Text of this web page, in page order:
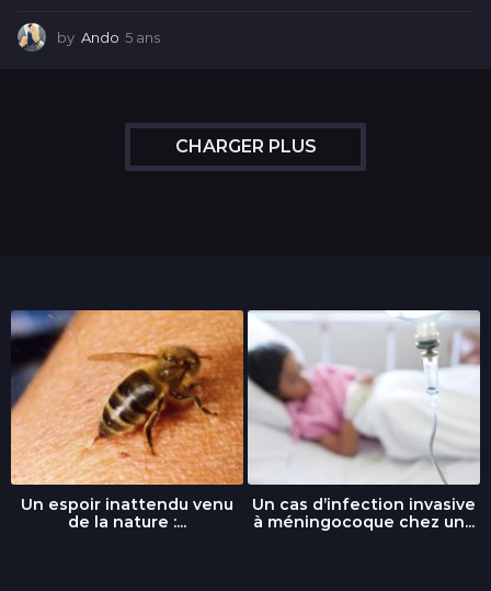
by Ando 5 ans
CHARGER PLUS
Un espoir inattendu venu
de la nature :...
Un cas d’infection invasive
à méningocoque chez un...